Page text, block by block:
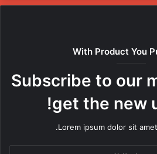
With Product You
Subscribe to our
get the new
Lorem ipsum dolor sit